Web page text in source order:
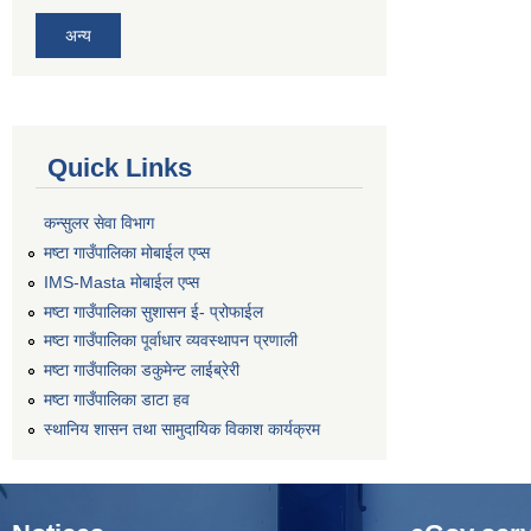
अन्य
Quick Links
कन्सुलर सेवा विभाग
मष्टा गाउँपालिका मोबाईल एप्स
IMS-Masta मोबाईल एप्स
मष्टा गाउँपालिका सुशासन ई- प्रोफाईल
मष्टा गाउँपालिका पूर्वाधार व्यवस्थापन प्रणाली
मष्टा गाउँपालिका डकुमेन्ट लाईब्रेरी
मष्टा गाउँपालिका डाटा हव
स्थानिय शासन तथा सामुदायिक विकाश कार्यक्रम